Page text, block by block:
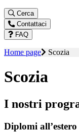
Cerca
Contattaci
FAQ
Home page Scozia
Scozia
I nostri
Diplomi